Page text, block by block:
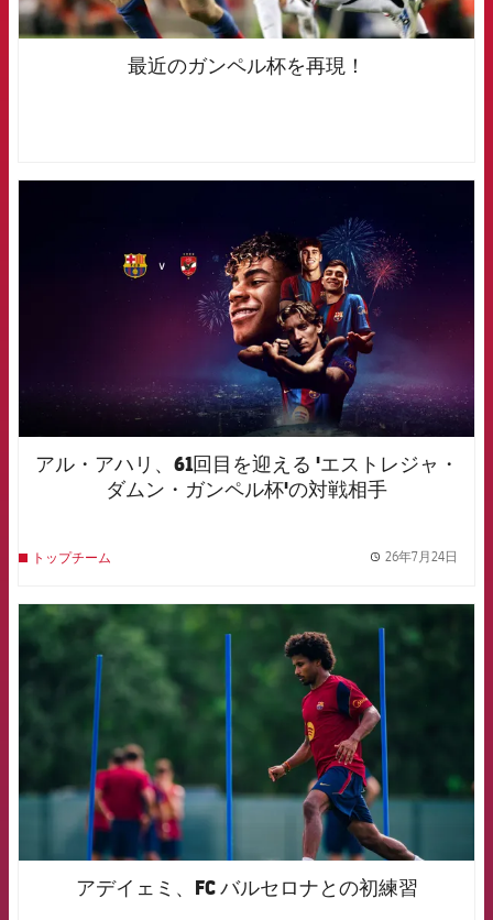
最近のガンペル杯を再現！
アル・アハリ、61回目を迎える 'エストレジャ・
ダムン・ガンペル杯'の対戦相手
トップチーム 26年7月24日
FCB Barcelona badge
アデイェミ、FC バルセロナとの初練習